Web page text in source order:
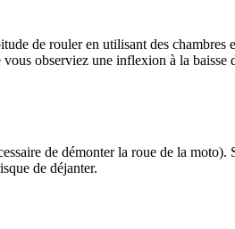
de rouler en utilisant des chambres
observiez une inflexion à la baisse
de démonter la roue de la moto).
de déjanter.